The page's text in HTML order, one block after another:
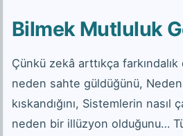
Bilmek Mutluluk
Çünkü zekâ arttıkça
neden sahte güldüğünü,
kıskandığını, Sistemlerin nasıl
neden bir illüzyon olduğunu…